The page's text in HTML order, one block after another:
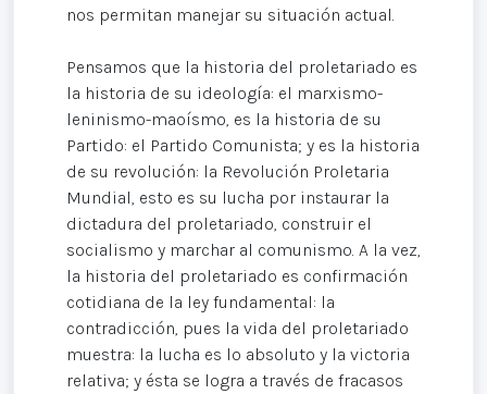
nos permitan manejar su situación actual.
Pensamos que la historia del proletariado es
la historia de su ideología: el marxismo-
leninismo-maoísmo, es la historia de su
Partido: el Partido Comunista; y es la historia
de su revolución: la Revolución Proletaria
Mundial, esto es su lucha por instaurar la
dictadura del proletariado, construir el
socialismo y marchar al comunismo. A la vez,
la historia del proletariado es confirmación
cotidiana de la ley fundamental: la
contradicción, pues la vida del proletariado
muestra: la lucha es lo absoluto y la victoria
relativa; y ésta se logra a través de fracasos